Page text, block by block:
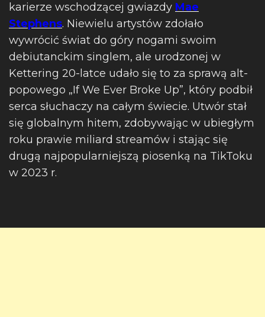
karierze wschodzącej gwiazdy Mae
Stephens. Niewielu artystów zdołało
wywrócić świat do góry nogami swoim
debiutanckim singlem, ale urodzonej w
Kettering 20-latce udało się to za sprawą alt-
popowego „If We Ever Broke Up”, który podbił
serca słuchaczy na całym świecie. Utwór stał
się globalnym hitem, zdobywając w ubiegłym
roku prawie miliard streamów i stając się
drugą najpopularniejszą piosenką na TikToku
w 2023 r.